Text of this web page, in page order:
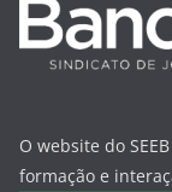
O website do
formação e